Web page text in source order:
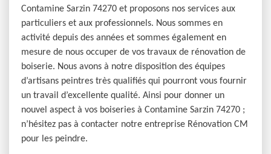
Contamine Sarzin 74270 et proposons nos services aux
particuliers et aux professionnels. Nous sommes en
activité depuis des années et sommes également en
mesure de nous occuper de vos travaux de rénovation de
boiserie. Nous avons à notre disposition des équipes
d’artisans peintres très qualifiés qui pourront vous fournir
un travail d’excellente qualité. Ainsi pour donner un
nouvel aspect à vos boiseries à Contamine Sarzin 74270 ;
n’hésitez pas à contacter notre entreprise Rénovation CM
pour les peindre.